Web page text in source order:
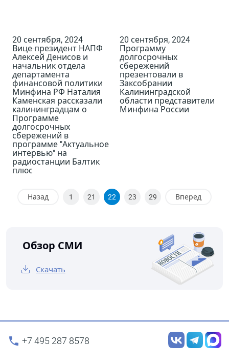
20 сентября, 2024
Вице-президент НАПФ
Алексей Денисов и
начальник отдела
департамента
финансовой политики
Минфина РФ Наталия
Каменская рассказали
калининградцам о
Программе
долгосрочных
сбережений в
программе "Актуальное
интервью" на
радиостанции Балтик
плюс
20 сентября, 2024
Программу
долгосрочных
сбережений
презентовали в
Заксобрании
Калининградской
области представители
Минфина России
Назад 1 21 22 23 29 Вперед
Обзор СМИ
Скачать
+7 495 287 8578